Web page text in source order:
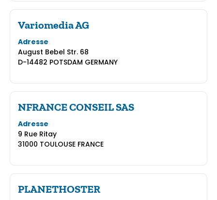
Variomedia AG
Adresse
August Bebel Str. 68
D-14482 POTSDAM GERMANY
NFRANCE CONSEIL SAS
Adresse
9 Rue Ritay
31000 TOULOUSE FRANCE
PLANETHOSTER